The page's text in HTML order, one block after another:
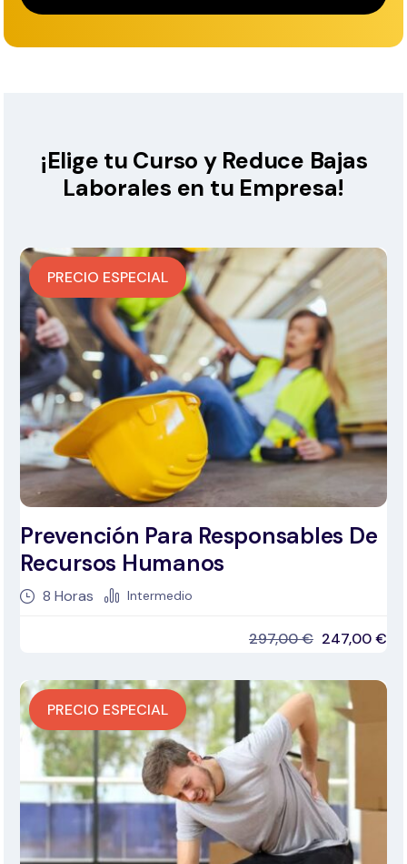
¡Elige tu Curso y Reduce Bajas
Laborales en tu Empresa!
PRECIO ESPECIAL
Prevención Para Responsables De
Recursos Humanos
8 Horas Intermedio
297,00€ 247,00€
PRECIO ESPECIAL